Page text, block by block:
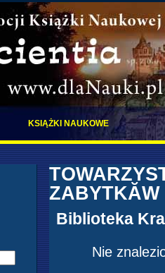
KSIĄŻKI NAUKOWE
Biblioteka
Nie